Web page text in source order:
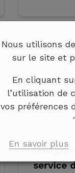
Une
service
Nous utilisons
sur le site et
En cliquant
l’utilisation de
vos préférences
En savoir plus